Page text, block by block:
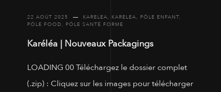
22 AOÛT 2025 KARELEA, KARELEA, PÔLE ENFANT,
PÔLE FOOD, PÔLE SANTÉ FORME
Karéléa | Nouveaux Packagings
LOADING 00 Téléchargez le dossier complet
(.zip) : Cliquez sur les images pour télécharger